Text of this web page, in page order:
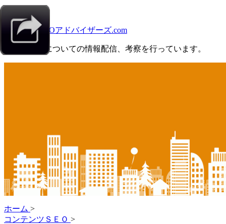
SEOアドバイザーズ.com
ＳＥＯ対策についての情報配信、考察を行っています。
ホーム >
コンテンツＳＥＯ >